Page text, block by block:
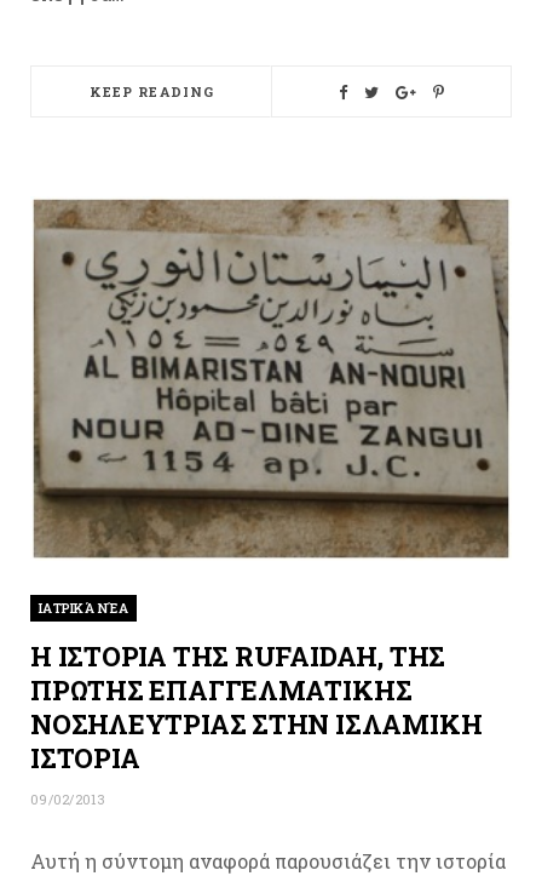
KEEP READING
ΙΑΤΡΙΚΆ ΝΈΑ
Η ΙΣΤΟΡΙΑ ΤΗΣ RUFAIDAH, ΤΗΣ
ΠΡΩΤΗΣ ΕΠΑΓΓΕΛΜΑΤΙΚΗΣ
ΝΟΣΗΛΕΥΤΡΙΑΣ ΣΤΗΝ ΙΣΛΑΜΙΚΗ
ΙΣΤΟΡΙΑ
09/02/2013
Αυτή η σύντομη αναφορά παρουσιάζει την ιστορία